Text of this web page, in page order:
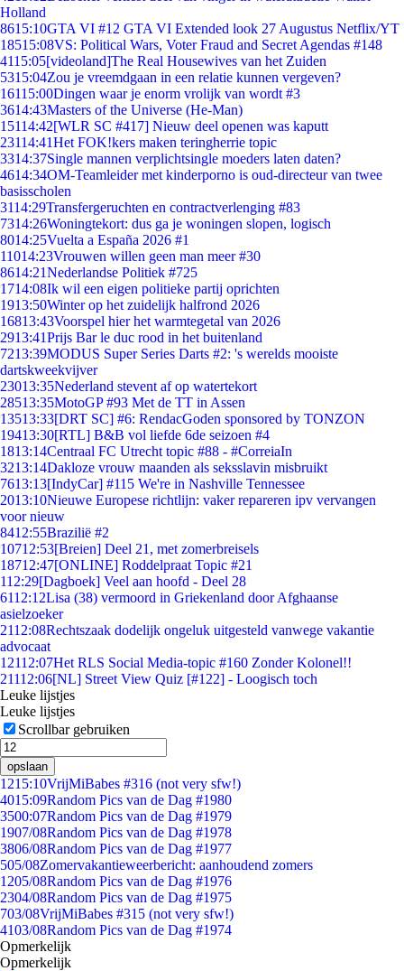
Holland
8615:10GTA VI #12 GTA VI Extended look 27 Augustus Netflix/YT
18515:08VS: Political Wars, Voter Fraud and Secret Agendas #148
4115:05[videoland]The Real Housewives van het Zuiden
5315:04Zou je vreemdgaan in een relatie kunnen vergeven?
16115:00Dingen waar je enorm vrolijk van wordt #3
3614:43Masters of the Universe (He-Man)
15114:42[WLR SC #417] Nieuw deel openen was kaputt
23114:41Het FOK!kers maken teringherrie topic
3314:37Single mannen verplichtsingle moeders laten daten?
4614:34OM-Teamleider met kinderporno is oud-directeur van twee
basisscholen
3114:29Transfergeruchten en contractverlenging #83
7314:26Woningtekort: dus ga je woningen slopen, logisch
8014:25Vuelta a España 2026 #1
11014:23Vrouwen willen geen man meer #30
8614:21Nederlandse Politiek #725
1714:08Ik wil een eigen politieke partij oprichten
1913:50Winter op het zuidelijk halfrond 2026
16813:43Voorspel hier het warmtegetal van 2026
2913:41Prijs Bar le duc rood in het buitenland
7213:39MODUS Super Series Darts #2: 's werelds mooiste
dartskweekvijver
23013:35Nederland stevent af op watertekort
28513:35MotoGP #93 Met de TT in Assen
13513:33[DRT SC] #6: RendacGoden sponsored by TONZON
19413:30[RTL] B&B vol liefde 6de seizoen #4
1813:14Centraal FC Utrecht topic #88 - #CorreiaIn
3213:14Dakloze vrouw maanden als seksslavin misbruikt
7613:13[IndyCar] #115 We're in Nashville Tennessee
2013:10Nieuwe Europese richtlijn: vaker repareren ipv vervangen
voor nieuw
8412:55Brazilië #2
10712:53[Breien] Deel 21, met zomerbreisels
18712:47[ONLINE] Roddelpraat Topic #21
112:29[Dagboek] Veel aan hoofd - Deel 28
6112:12Lisa (38) vermoord in Griekenland door Afghaanse
asielzoeker
2112:08Rechtszaak dodelijk ongeluk uitgesteld vanwege vakantie
advocaat
12112:07Het RLS Social Media-topic #160 Zonder Kolonel!!
21112:06[NL] Street View Quiz [#122] - Loogisch toch
Leuke lijstjes
Leuke lijstjes
Scrollbar gebruiken
opslaan
1215:10VrijMiBabes #316 (not very sfw!)
4015:09Random Pics van de Dag #1980
3500:07Random Pics van de Dag #1979
1907/08Random Pics van de Dag #1978
3806/08Random Pics van de Dag #1977
505/08Zomervakantieweerbericht: aanhoudend zomers
1205/08Random Pics van de Dag #1976
2304/08Random Pics van de Dag #1975
703/08VrijMiBabes #315 (not very sfw!)
4103/08Random Pics van de Dag #1974
Opmerkelijk
Opmerkelijk